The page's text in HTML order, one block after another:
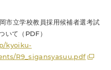
市立学校教員採用候補者選考試
いて（PDF）
kyoiku-
R9_sigansyasuu.pdf